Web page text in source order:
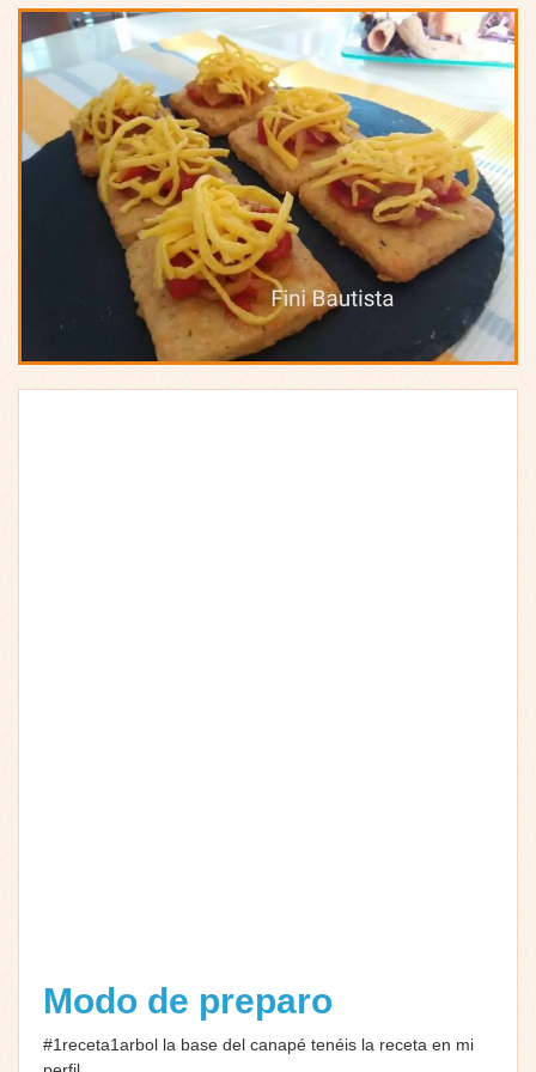
Modo de preparo
#1receta1arbol la base del canapé tenéis la receta en mi